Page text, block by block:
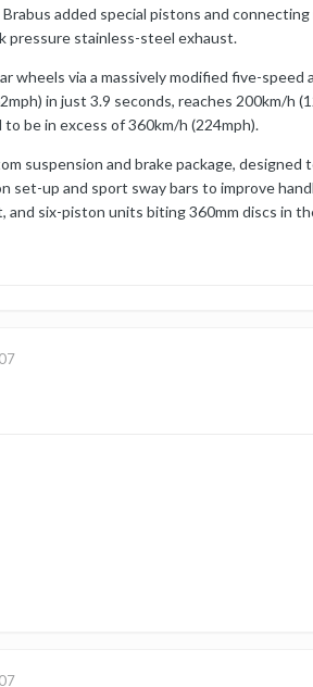
added special pistons and
pressure stainless-steel exhaust.
wheels via a massively modified five-
in just 3.9 seconds, reaches 200km/h
be in excess of 360km/h (224mph).
suspension and brake package,
set-up and sport sway bars to improve
and six-piston units biting 360mm discs in